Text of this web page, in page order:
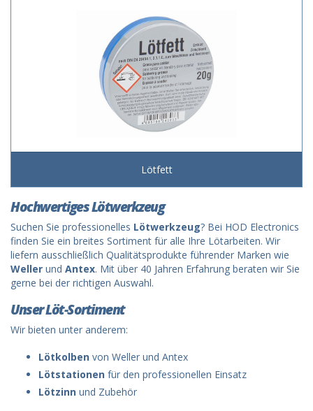
Lötfett
Hochwertiges Lötwerkzeug
Suchen Sie professionelles Lötwerkzeug? Bei HOD Electronics
finden Sie ein breites Sortiment für alle Ihre Lötarbeiten. Wir
liefern ausschließlich Qualitätsprodukte führender Marken wie
Weller und Antex. Mit über 40 Jahren Erfahrung beraten wir Sie
gerne bei der richtigen Auswahl.
Unser Löt-Sortiment
Wir bieten unter anderem:
Lötkolben von Weller und Antex
Lötstationen für den professionellen Einsatz
Lötzinn und Zubehör